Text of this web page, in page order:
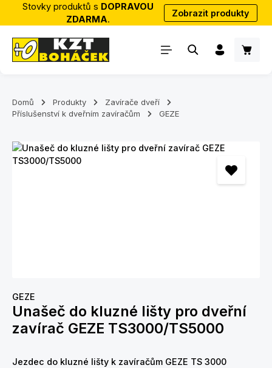
Přejít na hlavní obsah
Stovky produktů s DOPRAVOU
ZDARMA.
Zobrazit produkty
Domů Produkty
Zavírače dveří
Příslušenství k dveřním zavíračům
GEZE
Přeskočit galerii obrázků
GEZE
Unašeč do kluzné lišty pro dveřní
zavírač GEZE TS3000/TS5000
Jezdec do kluzné lišty k zavíračům GEZE TS 3000